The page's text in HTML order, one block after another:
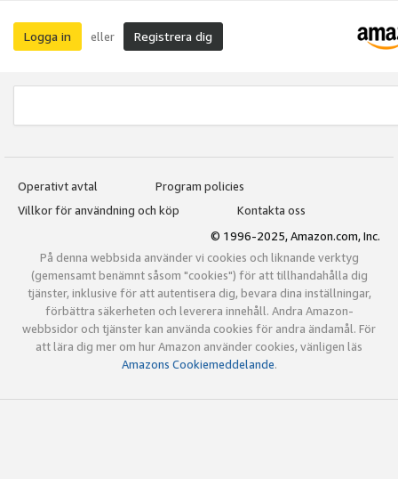
Logga in eller Registrera dig
Operativt avtal
Program policies
Villkor för användning och köp
Kontakta oss
© 1996-2025, Amazon.com, Inc.
På denna webbsida använder vi cookies och liknande verktyg
(gemensamt benämnt såsom "cookies") för att tillhandahålla dig
tjänster, inklusive för att autentisera dig, bevara dina inställningar,
förbättra säkerheten och leverera innehåll. Andra Amazon-
webbsidor och tjänster kan använda cookies för andra ändamål. För
att lära dig mer om hur Amazon använder cookies, vänligen läs
Amazons Cookiemeddelande.